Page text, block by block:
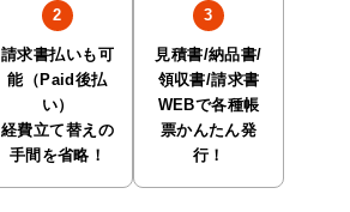
請求書払いも可
能（Paid後払
い）
経費立て替えの
手間を省略！
見積書/納品書/
領収書/請求書
WEBで各種帳
票かんたん発
行！